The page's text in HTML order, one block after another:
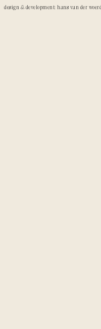
design & development: hans van der